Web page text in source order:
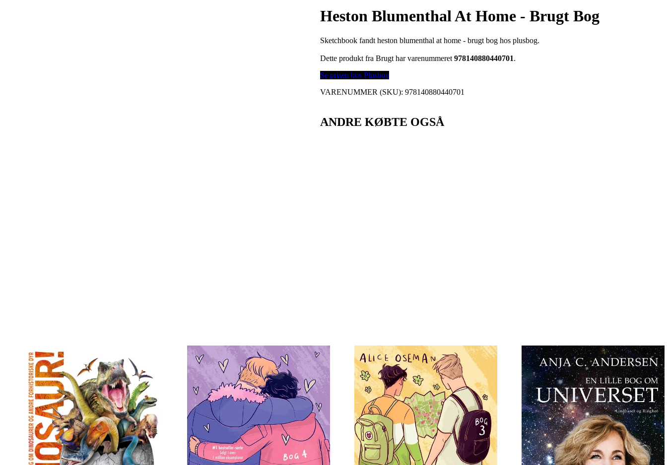
Heston Blumenthal At Home - Brugt Bog
Sketchbook fandt heston blumenthal at home - brugt bog hos plusbog.
Dette produkt fra Brugt har varenummeret978140880440701.
Se prisen hos Plusbog
VARENUMMER (SKU):978140880440701
ANDRE KØBTE OGSÅ